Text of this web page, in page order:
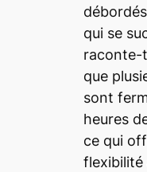
qui se
raconte-
que
sont
heures
ce qui
flexibilité